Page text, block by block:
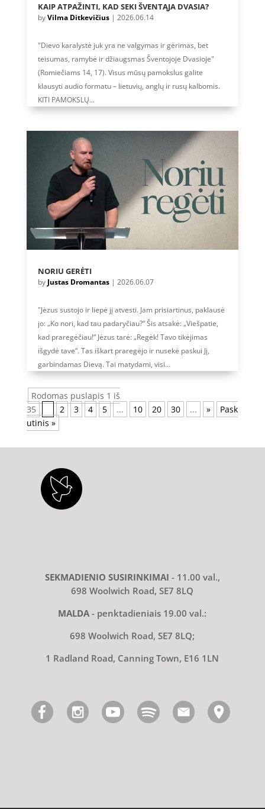
KAIP ATPAŽINTI, KAD SEKI ŠVENTĄJA DVASIA?
byVilma Ditkevičius| 2026.06.14
"Dievo karalystė juk yra ne valgymas ir gėrimas, bet
teisumas, ramybė ir džiaugsmas Šventojoje Dvasioje"
(Romiečiams 14, 17). Visus mūsų pamokslus galite
klausyti audio formatu – lietuvių, anglų ir rusų kalbomis.
KITI PAMOKSLŲ...
NORIU GERĖTI
by Justas Dromantas| 2026.06.07
"Jėzus sustojo ir liepė jį atvesti. Jam prisiartinus, paklausė
jo: „Ko nori, kad tau padaryčiau?“ Šis atsakė: „Viešpatie,
kad praregėčiau!“ Jėzus tarė: „Regėk! Tavo tikėjimas
išgydė tave“. Tas iškart praregėjo ir nusekė paskui Jį,
garbindamas Dievą. Tai matydami, visi...
Rodomas puslapis 1 iš
35
2 3 4 5 ... 10 20 30 ... »
Pask
utinis »
SEKMADIENIO SUSIRINKIMAI - 11.00 val.,
698 Woolwich Road, SE7 8LQ
MALDA- penktadieniais 19.00 val.:
698 Woolwich Road, SE7 8LQ;
1 Radland Road, Canning Town, E16 1LN